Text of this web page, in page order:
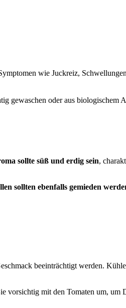
wie Juckreiz,
gewaschen oder aus biologischem
sollte süß und erdig sein,
sollten ebenfalls gemieden
beeinträchtigt werden.
vorsichtig mit den Tomaten um, um